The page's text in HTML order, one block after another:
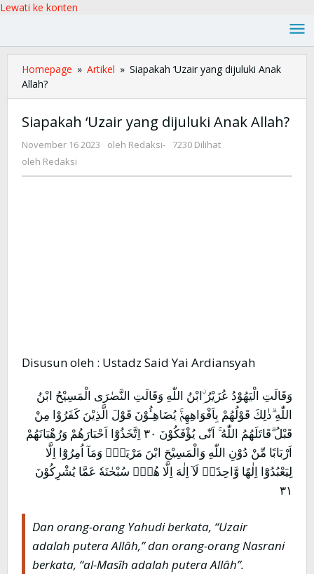
Lewati ke konten
Homepage » Artikel » Siapakah ‘Uzair yang dijuluki Anak
Allah?
Siapakah ‘Uzair yang dijuluki Anak Allah?
November 16 2023 oleh Redaksi-
7230 Dilihat
oleh Redaksi
Disusun oleh : Ustadz Said Yai Ardiansyah
وَقَالَتِ الْيَهُوْدُ عُزَيْرُ ِۨابْنُ اللّٰهِ وَقَالَتِ النَّصٰرَى الْمَسِيْحُ ابْنُ
اللّٰهِ ۗذٰلِكَ قَوْلُهُمْ بِاَفْوَاهِهِمْۚ يُضَاهِـُٔوْنَ قَوْلَ الَّذِيْنَ كَفَرُوْا مِنْ
قَبْلُ ۗقَاتَلَهُمُ اللّٰهُ ۚ اَنّٰى يُؤْفَكُوْنَ ٣٠ اِتَّخَذُوْٓا اَحْبَارَهُمْ وَرُهْبَانَهُمْ
اَرْبَابًا مِّنْ دُوْنِ اللّٰهِ وَالْمَسِيْحَ ابْنَ مَرْيَمَۚ وَمَآ اُمِرُوْٓا اِلَّا
لِيَعْبُدُوْٓا اِلٰهًا وَّاحِدًاۚ لَآ اِلٰهَ اِلَّا هُوَۗ سُبْحٰنَهٗ عَمَّا يُشْرِكُوْنَ
٣١
Dan orang-orang Yahudi berkata, “Uzair
adalah putera Allâh,” dan orang-orang Nasrani
berkata, “al-Masîh adalah putera Allâh”.